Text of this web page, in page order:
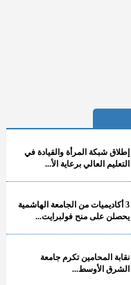
إطلاق شبكة المرأة والقيادة في
التعليم العالي برعاية الأ...
3 أكاديميات من الجامعة الهاشمية
يحصلن على منح فولبرايت...
نقابة المحامين تكرم جامعة
الشرق الأوسط...